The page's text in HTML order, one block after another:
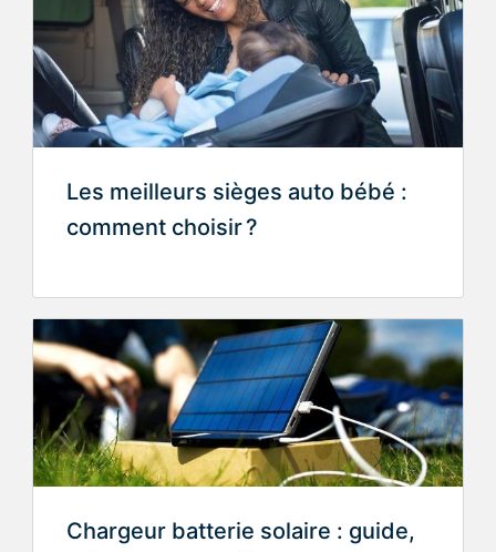
Les meilleurs sièges auto bébé :
comment choisir ?
Chargeur batterie solaire : guide,